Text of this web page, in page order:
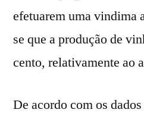
efetuarem uma vindima
se que a produção de
cento, relativamente ao
De acordo com os